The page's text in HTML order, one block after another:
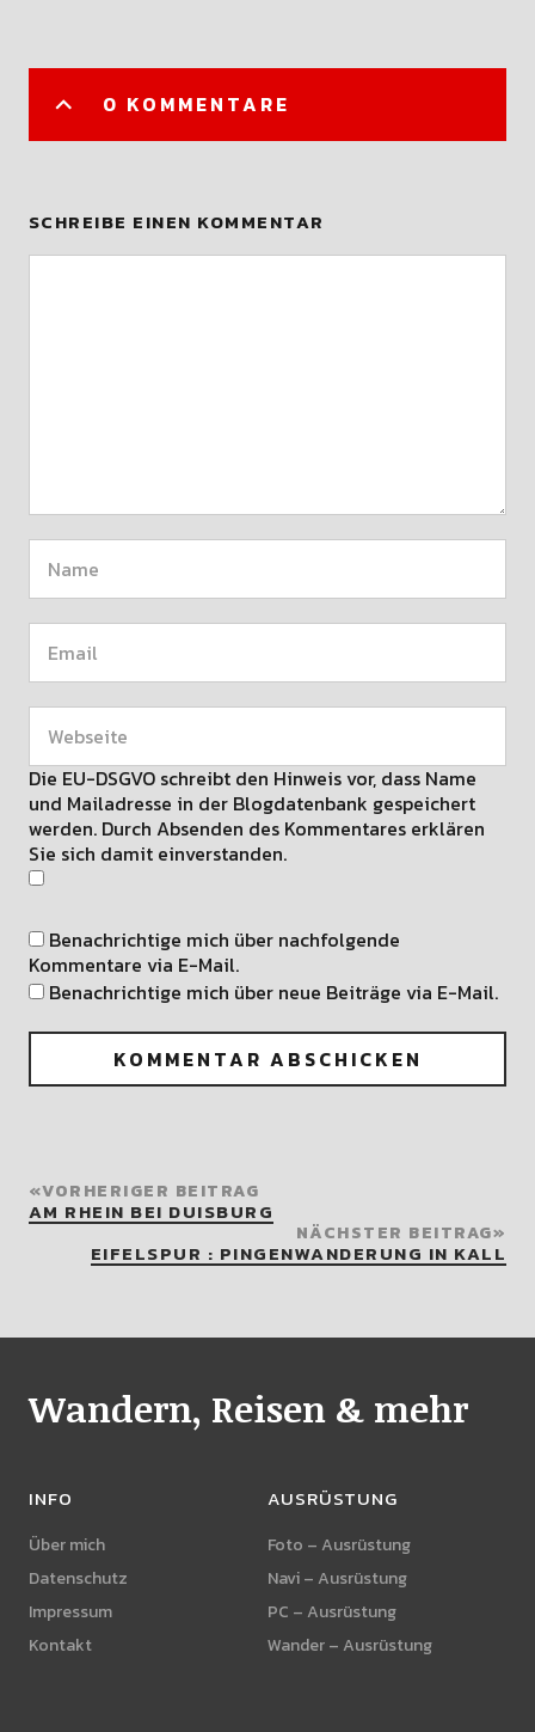
0 KOMMENTARE
SCHREIBE EINEN KOMMENTAR
Die EU-DSGVO schreibt den Hinweis vor, dass Name
und Mailadresse in der Blogdatenbank gespeichert
werden. Durch Absenden des Kommentares erklären
Sie sich damit einverstanden.
Benachrichtige mich über nachfolgende
Kommentare via E-Mail.
Benachrichtige mich über neue Beiträge via E-Mail.
VORHERIGER BEITRAG
AM RHEIN BEI DUISBURG
NÄCHSTER BEITRAG
EIFELSPUR : PINGENWANDERUNG IN KALL
Wandern, Reisen & mehr
INFO
Über mich
Datenschutz
Impressum
Kontakt
AUSRÜSTUNG
Foto – Ausrüstung
Navi – Ausrüstung
PC – Ausrüstung
Wander – Ausrüstung